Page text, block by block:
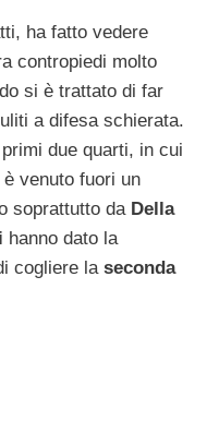
ha fatto vedere
contropiedi molto
si è trattato di far
a difesa schierata.
due quarti, in cui
venuto fuori un
soprattutto da Della
hanno dato la
cogliere la seconda